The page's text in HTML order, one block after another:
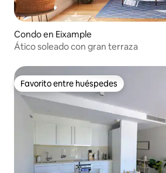
Condo en Eixample
Ático soleado con gran terraza
Favorito entre huéspedes
Favorito entre huéspedes